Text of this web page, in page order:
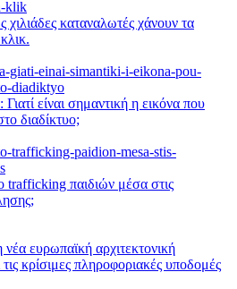
καταναλωτές χάνουν τα
είναι σημαντική η εικόνα που
διαδίκτυο;
trafficking παιδιών μέσα στις
ευρωπαϊκή αρχιτεκτονική
κρίσιμες πληροφοριακές υποδομές